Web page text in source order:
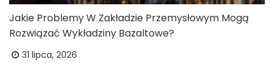
Jakie Problemy W Zakładzie Przemysłowym Mogą
Rozwiązać Wykładziny Bazaltowe?
31 lipca, 2026